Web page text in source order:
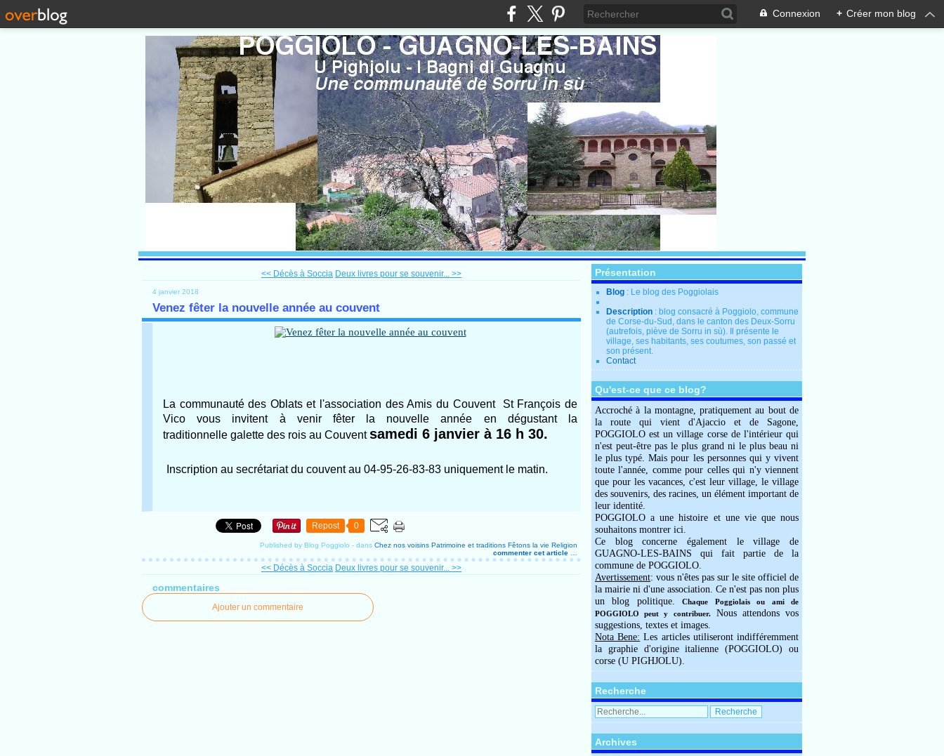
Connexion + Créer mon blog
<< Décès à Soccia Deux livres pour se souvenir... >>
4 janvier 2018
Venez fêter la nouvelle année au couvent
La communauté des Oblats et l'association des Amis du Couvent St François de
Vico vous invitent à venir fêter la nouvelle année en dégustant la
traditionnelle galette des rois au Couvent samedi 6 janvier à 16 h 30.
Inscription au secrétariat du couvent au 04-95-26-83-83 uniquement le matin.
Repost 0
Published by Blog Poggiolo - dans Chez nos voisins Patrimoine et traditions Fêtons la vie Religion
commenter cet article
<< Décès à Soccia Deux livres pour se souvenir... >>
commentaires
Ajouter un commentaire
Présentation
Blog : Le blog des Poggiolais
Description : blog consacré à Poggiolo, commune
de Corse-du-Sud, dans le canton des Deux-Sorru
(autrefois, piève de Sorru in sù). Il présente le
village, ses habitants, ses coutumes, son passé et
son présent.
Contact
Qu'est-ce que ce blog?
Accroché à la montagne, pratiquement au bout de
la route qui vient d'Ajaccio et de Sagone,
POGGIOLO est un village corse de l'intérieur qui
n'est peut-être pas le plus grand ni le plus beau ni
le plus typé. Mais pour les personnes qui y vivent
toute l'année, comme pour celles qui n'y viennent
que pour les vacances, c'est leur village, le village
des souvenirs, des racines, un élément important de
leur identité.
POGGIOLO a une histoire et une vie que nous
souhaitons montrer ici.
Ce blog concerne également le village de
GUAGNO-LES-BAINS qui fait partie de la
commune de POGGIOLO.
Avertissement: vous n'êtes pas sur le site officiel de
la mairie ni d'une association. Ce n'est pas non plus
un blog politique.Chaque Poggiolais ou ami de
POGGIOLO peut y contribuer.Nous attendons vos
suggestions, textes et images.
Nota Bene: Les articles utiliseront indifféremment
la graphie d'origine italienne (POGGIOLO) ou
corse (U PIGHJOLU).
Recherche
Archives